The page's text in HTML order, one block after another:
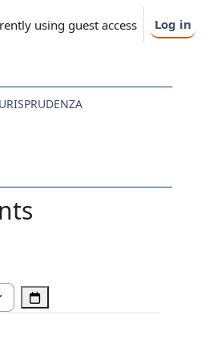
using guest access Log in